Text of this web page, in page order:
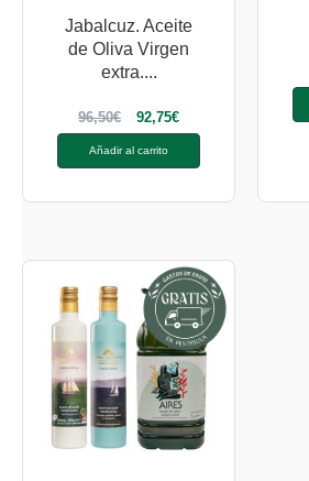
Jabalcuz. Aceite
de Oliva Virgen
extra....
96,50€ 92,75€
Añadir al carrito